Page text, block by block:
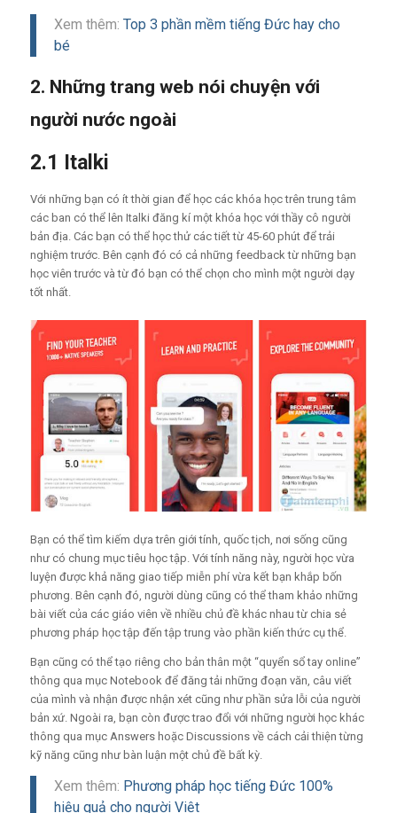
Xem thêm: Top 3 phần mềm tiếng Đức hay cho
bé
2. Những trang web nói chuyện với
người nước ngoài
2.1 Italki
Với những bạn có ít thời gian để học các khóa học trên trung tâm
các ban có thể lên Italki đăng kí một khóa học với thầy cô người
bản địa. Các bạn có thể học thử các tiết từ 45-60 phút để trải
nghiệm trước. Bên cạnh đó có cả những feedback từ những bạn
học viên trước và từ đó bạn có thể chọn cho mình một người dạy
tốt nhất.
Bạn có thể tìm kiếm dựa trên giới tính, quốc tịch, nơi sống cũng
như có chung mục tiêu học tập. Với tính năng này, người học vừa
luyện được khả năng giao tiếp miễn phí vừa kết bạn khắp bốn
phương. Bên cạnh đó, người dùng cũng có thể tham khảo những
bài viết của các giáo viên về nhiều chủ đề khác nhau từ chia sẻ
phương pháp học tập đến tập trung vào phần kiến thức cụ thể.
Bạn cũng có thể tạo riêng cho bản thân một “quyển sổ tay online”
thông qua mục Notebook để đăng tải những đoạn văn, câu viết
của mình và nhận được nhận xét cũng như phần sửa lỗi của người
bản xứ. Ngoài ra, bạn còn được trao đổi với những người học khác
thông qua mục Answers hoặc Discussions về cách cải thiện từng
kỹ năng cũng như bàn luận một chủ đề bất kỳ.
Xem thêm: Phương pháp học tiếng Đức 100%
hiệu quả cho người Việt